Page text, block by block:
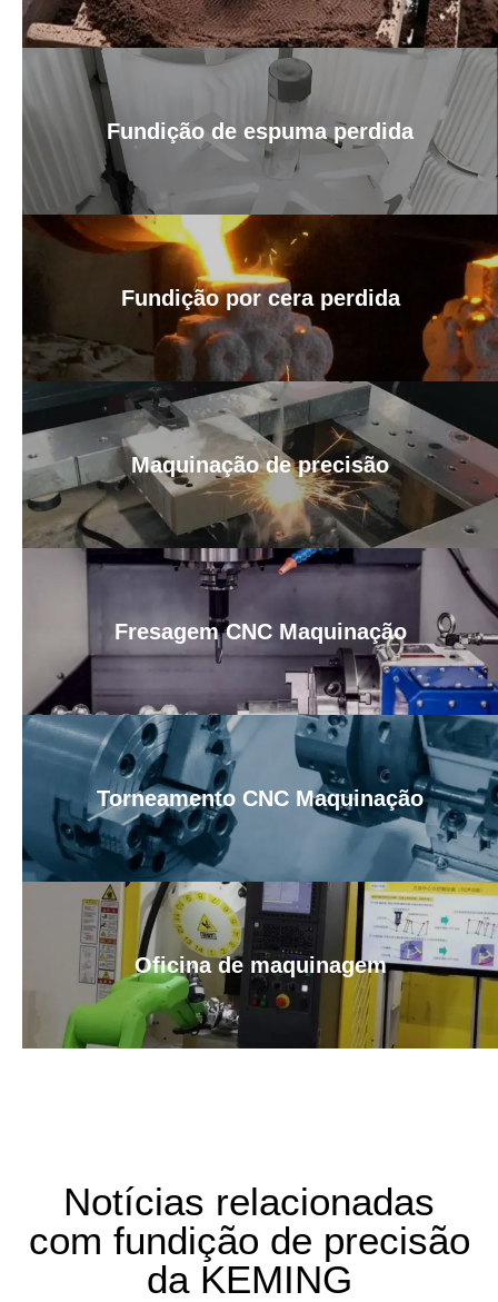
Fundição de espuma perdida
Fundição por cera perdida
Maquinação de precisão
Fresagem CNC Maquinação
Torneamento CNC Maquinação
Oficina de maquinagem
Notícias relacionadas
com fundição de precisão
da KEMING